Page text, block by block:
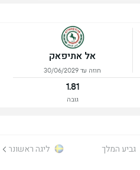
אל אתיפאק
חוזה עד 30/06/2029
1.81
גובה
גביע המלך ליגה ראשונה